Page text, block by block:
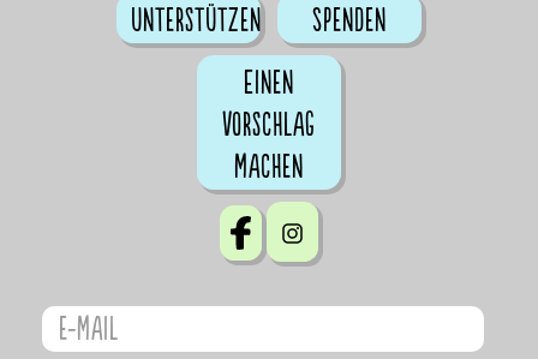
Unterstützen
Spenden
Einen
Vorschlag
machen